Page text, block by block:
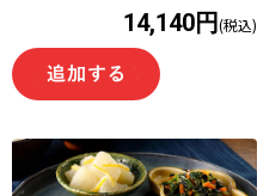
14,140円(税込)